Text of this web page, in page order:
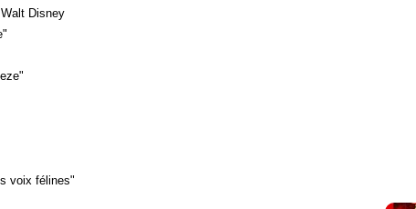
Disney
voix félines"